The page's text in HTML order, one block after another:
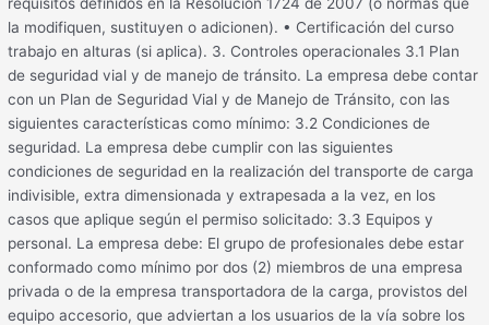
la modifiquen, sustituyen o adicionen). • Certificación del curso
trabajo en alturas (si aplica). 3. Controles operacionales 3.1 Plan
de seguridad vial y de manejo de tránsito. La empresa debe contar
con un Plan de Seguridad Vial y de Manejo de Tránsito, con las
siguientes características como mínimo: 3.2 Condiciones de
seguridad. La empresa debe cumplir con las siguientes
condiciones de seguridad en la realización del transporte de carga
indivisible, extra dimensionada y extrapesada a la vez, en los
casos que aplique según el permiso solicitado: 3.3 Equipos y
personal. La empresa debe: El grupo de profesionales debe estar
conformado como mínimo por dos (2) miembros de una empresa
privada o de la empresa transportadora de la carga, provistos del
equipo accesorio, que adviertan a los usuarios de la vía sobre los